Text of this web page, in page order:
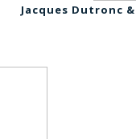
Jacques Dutronc